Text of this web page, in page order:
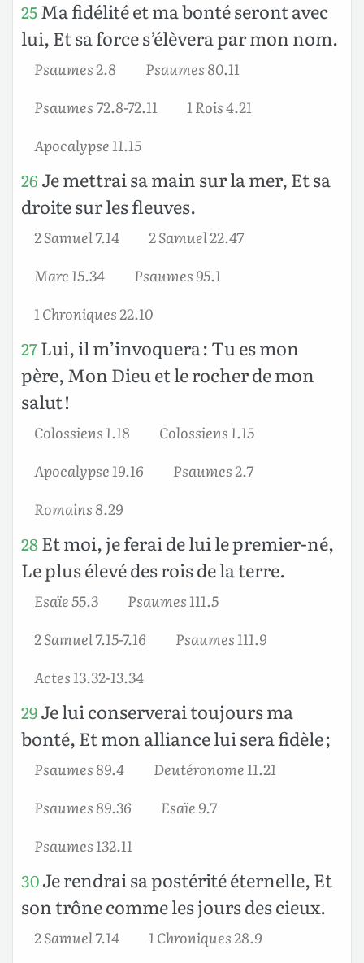
25Ma fidélité et ma bonté seront avec
lui, Et sa force s’élèvera par mon nom.
Psaumes 2.8
Psaumes 80.11
Psaumes 72.8-72.11
1 Rois 4.21
Apocalypse 11.15
26 Je mettrai sa main sur la mer, Et sa
droite sur les fleuves.
2 Samuel 7.14
2 Samuel 22.47
Marc 15.34
Psaumes 95.1
1 Chroniques 22.10
27Lui, il m’invoquera : Tu es mon
père, Mon Dieu et le rocher de mon
salut !
Colossiens 1.18
Colossiens 1.15
Apocalypse 19.16
Psaumes 2.7
Romains 8.29
28Et moi, je ferai de lui le premier-né,
Le plus élevé des rois de la terre.
Esaïe 55.3
Psaumes 111.5
2 Samuel 7.15-7.16
Psaumes 111.9
Actes 13.32-13.34
29Je lui conserverai toujours ma
bonté, Et mon alliance lui sera fidèle ;
Psaumes 89.4
Deutéronome 11.21
Psaumes 89.36
Esaïe 9.7
Psaumes 132.11
30Je rendrai sa postérité éternelle, Et
son trône comme les jours des cieux.
2 Samuel 7.14
1 Chroniques 28.9